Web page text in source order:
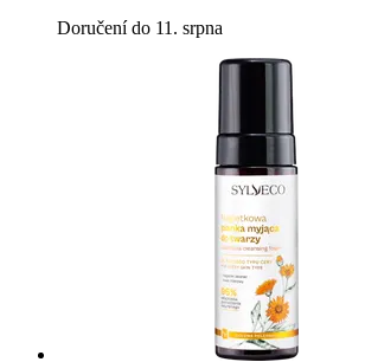
Doručení do 11. srpna